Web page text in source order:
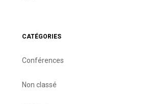
CATÉGORIES
Conférences
Non classé